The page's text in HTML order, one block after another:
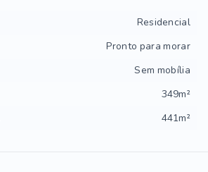
Residencial
Pronto para morar
Sem mobília
349m²
441m²